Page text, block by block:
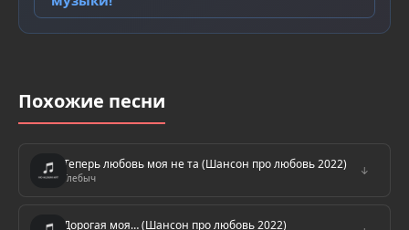
Похожие песни
Теперь любовь моя не та (Шансон про любовь 2022)
Глебыч
↓
Дорогая моя… (Шансон про любовь 2022)